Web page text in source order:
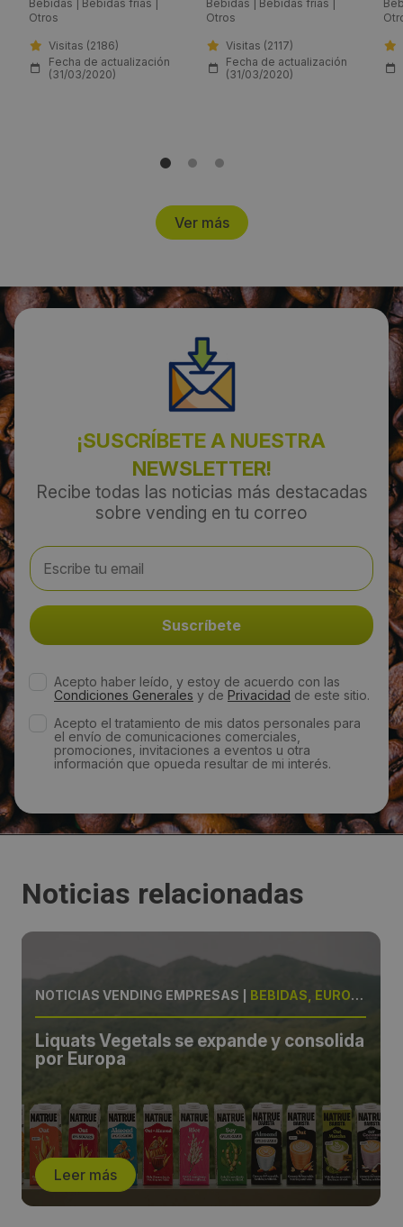
simon.asanger@liquats.com
Web:
Fecha de publicación de producto:
Bebidas Bebidas frías
Otros
Visitas (2186)
Fecha de actualización
(31/03/2020)
Bebidas Bebidas frías
Otros
Visitas (2117)
Fecha de actualización
(31/03/2020)
Ver más
¡SUSCRÍBETE A NUESTRA
NEWSLETTER!
Recibe todas las noticias más destacadas
sobre vending en tu correo
Acepto haber leído, y estoy de acuerdo con las
Condiciones Generales y de Privacidad de este sitio.
Acepto el tratamiento de mis datos personales para
el envío de comunicaciones comerciales,
promociones, invitaciones a eventos u otra
información que opueda resultar de mi interés.
Noticias relacionadas
NOTICIAS VENDING EMPRESAS BEBIDAS, EUROPA
Liquats Vegetals se expande y consolida
por Europa
Leer más